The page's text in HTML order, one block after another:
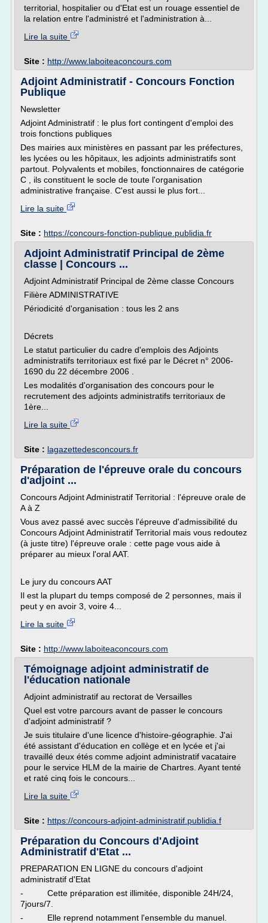
territorial, hospitalier ou d'Etat est un rouage essentiel de
la relation entre l'administré et l'administration à...
Lire la suite
Site : http://www.laboiteaconcours.com
Adjoint Administratif - Concours Fonction
Publique
Newsletter
Adjoint Administratif : le plus fort contingent d'emploi des
trois fonctions publiques
Des mairies aux ministères en passant par les préfectures,
les lycées ou les hôpitaux, les adjoints administratifs sont
partout. Polyvalents et mobiles, fonctionnaires de catégorie
C , ils constituent le socle de toute l'organisation
administrative française. C'est aussi le plus fort...
Lire la suite
Site : https://concours-fonction-publique.publidia.fr
Adjoint Administratif Principal de 2ème
classe | Concours ...
Adjoint Administratif Principal de 2ème classe Concours
Filière ADMINISTRATIVE
Périodicité d'organisation : tous les 2 ans
Décrets
Le statut particulier du cadre d'emplois des Adjoints
administratifs territoriaux est fixé par le Décret n° 2006-
1690 du 22 décembre 2006 .
Les modalités d'organisation des concours pour le
recrutement des adjoints administratifs territoriaux de
1ère...
Lire la suite
Site : lagazettedesconcours.fr
Préparation de l'épreuve orale du concours
d'adjoint ...
Concours Adjoint Administratif Territorial : l'épreuve orale de
A à Z
Vous avez passé avec succès l'épreuve d'admissibilité du
Concours Adjoint Administratif Territorial mais vous redoutez
(à juste titre) l'épreuve orale : cette page vous aide à
préparer au mieux l'oral AAT.
Le jury du concours AAT
Il est la plupart du temps composé de 2 personnes, mais il
peut y en avoir 3, voire 4...
Lire la suite
Site : http://www.laboiteaconcours.com
Témoignage adjoint administratif de
l'éducation nationale
Adjoint administratif au rectorat de Versailles
Quel est votre parcours avant de passer le concours
d'adjoint administratif ?
Je suis titulaire d'une licence d'histoire-géographie. J'ai
été assistant d'éducation en collège et en lycée et j'ai
travaillé deux étés comme adjoint administratif vacataire
pour le service HLM de la mairie de Chartres. Ayant tenté
et raté cinq fois le concours...
Lire la suite
Site : https://concours-adjoint-administratif.publidia.f
Préparation du Concours d'Adjoint
Administratif d'Etat ...
PREPARATION EN LIGNE du concours d'adjoint
administratif d'Etat
- Cette préparation est illimitée, disponible 24H/24,
7jours/7.
- Elle reprend notamment l'ensemble du manuel.